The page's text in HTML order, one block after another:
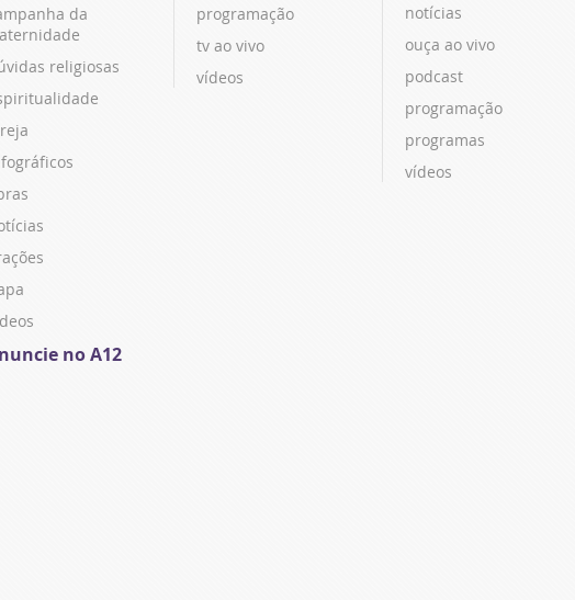
da
religiosas
no A12
programação
tv ao vivo
vídeos
notícias
ouça ao vivo
podcast
programação
programas
vídeos